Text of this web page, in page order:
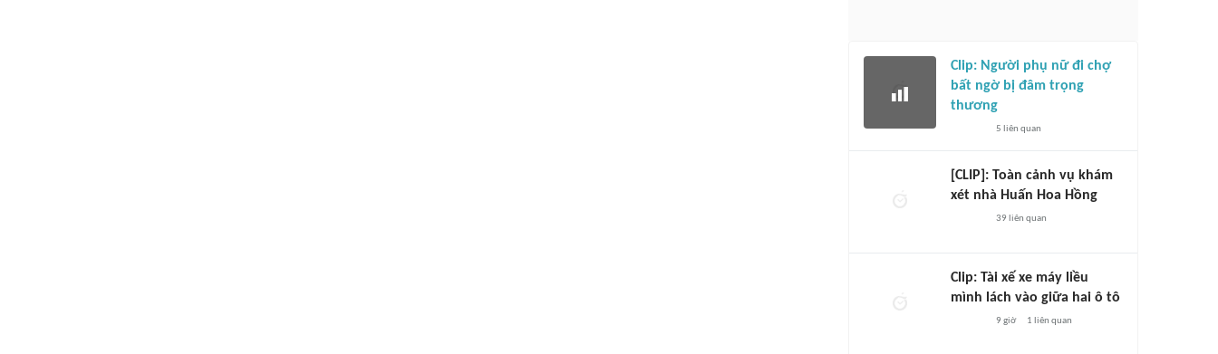
Clip: Người phụ nữ đi chợ
bất ngờ bị đâm trọng
thương
5 liên quan
[CLIP]: Toàn cảnh vụ khám
xét nhà Huấn Hoa Hồng
39 liên quan
Clip: Tài xế xe máy liều
mình lách vào giữa hai ô tô
9 giờ 1 liên quan